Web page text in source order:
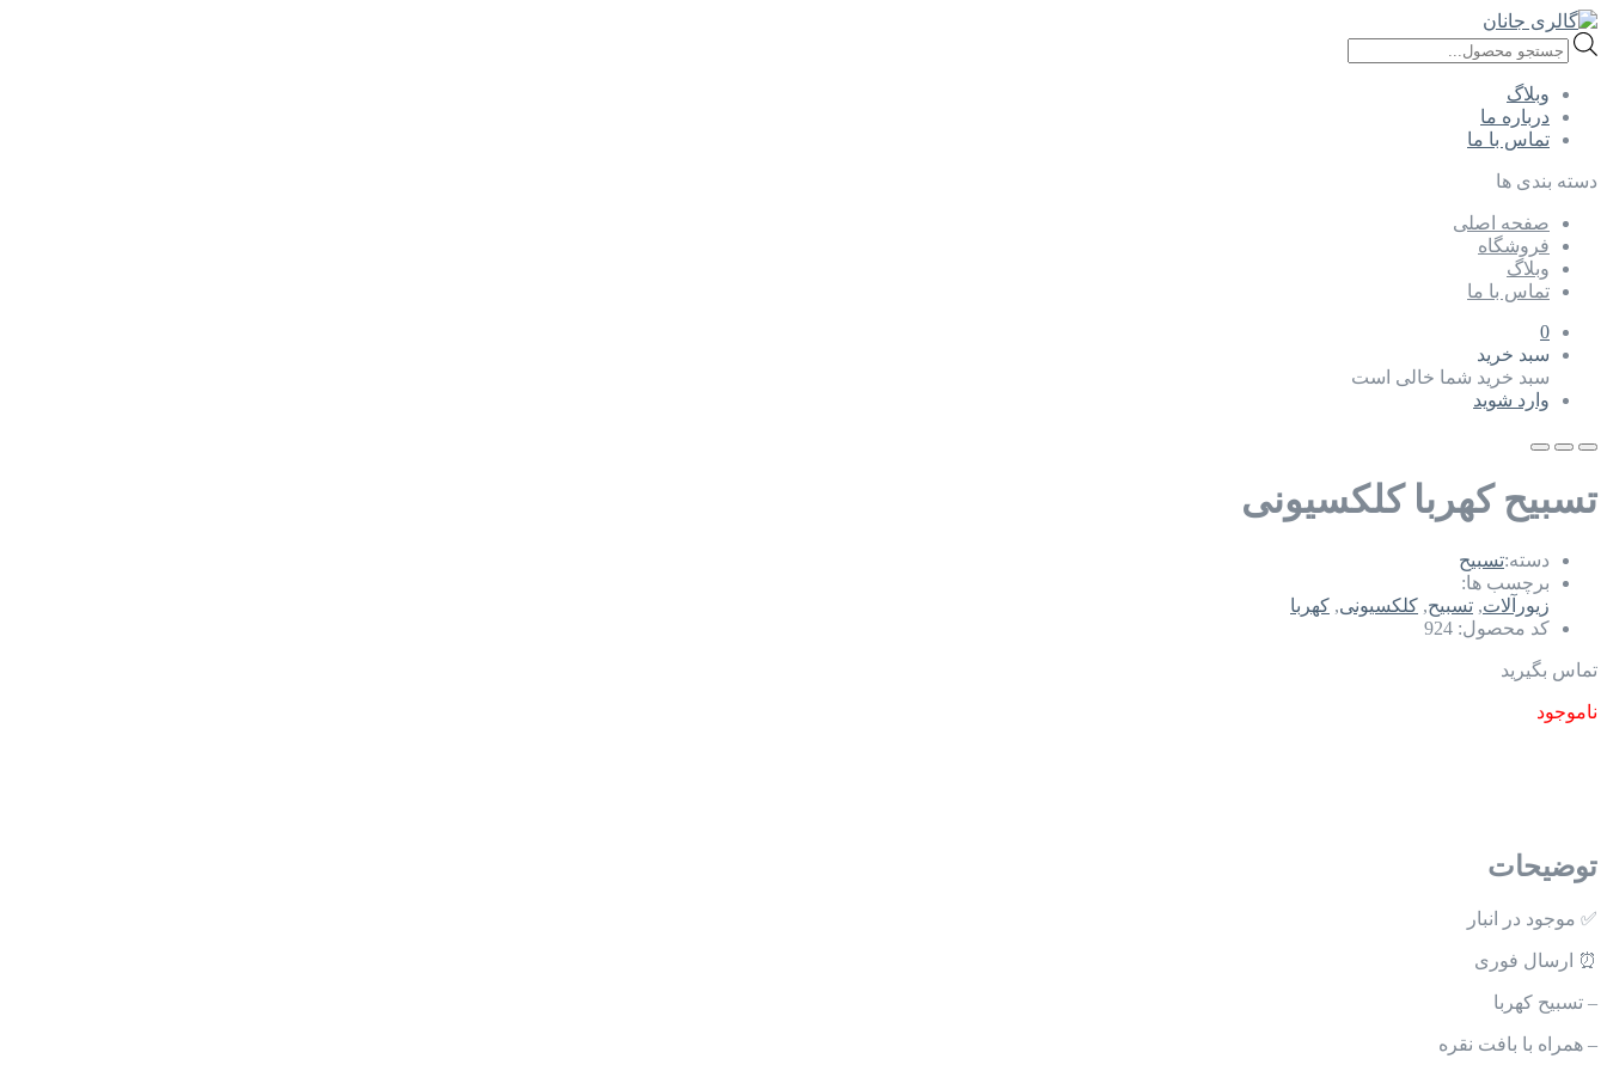
Products
search
وبلاگ
درباره ما
تماس با ما
دسته بندی ها
صفحه اصلی
فروشگاه
وبلاگ
تماس با ما
0
سبد خرید
سبد خرید شما خالی است
وارد شوید
تسبیح کهربا کلکسیونی
دسته:تسبیح
برچسب ها:
زیورآلات, تسبیح, کلکسیونی, کهربا
کد محصول: 924
تماس بگیرید
ناموجود
توضیحات
✅ موجود در انبار
⏰ ارسال فوری
– تسبیح کهربا
– همراه با بافت نقره